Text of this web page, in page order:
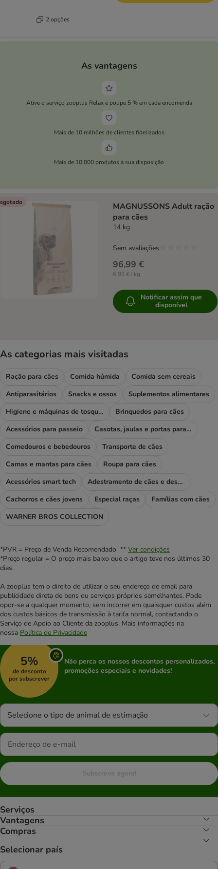
2 opções
As vantagens
Ative o serviço zooplus Relax e poupe 5 % em cada encomenda
Mais de 10 milhões de clientes fidelizados
Mais de 10.000 produtos à sua disposição
MAGNUSSONS Adult ração
para cães
14 kg
96,99 €
6,93 € / kg
Sem avaliações
Notificar assim que
disponível
As categorias mais visitadas
Ração para cães Comida húmida
Comida sem cereais
Antiparasitários
Snacks e ossos
Suplementos alimentares
Higiene e máquinas de tosquiar
Brinquedos para cães
Acessórios para passeio
Casotas, jaulas e portas para cães
Comedouros e bebedouros
Transporte de cães
Camas e mantas para cães
Roupa para cães
Acessórios smart tech
Adestramento de cães e desporto
Cachorros e cães jovens
Especial raças
Famílias com cães
WARNER BROS COLLECTION
*PVR = Preço de Venda Recomendado ** Ver condições
*Preço regular = O preço mais baixo que o artigo teve nos últimos 30
dias.
A zooplus tem o direito de utilizar o seu endereço de email para
publicidade direta de bens ou serviços próprios semelhantes. Pode
opor-se a qualquer momento, sem incorrer em quaisquer custos além
dos custos básicos de transmissão à tarifa normal, contactando o
Serviço de Apoio ao Cliente da zooplus. Mais informações na
nossa Política de Privacidade
5%
de desconto
por subscrever
Não perca os nossos descontos personalizados,
promoções especiais e novidades!
Selecione o tipo de animal de estimação
Subscreva agora!
Serviços
Vantagens
Compras
Selecionar país